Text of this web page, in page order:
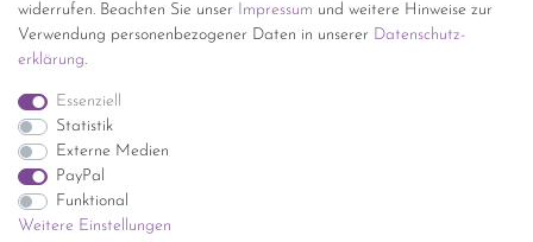
widerrufen. Beachten Sie unser Impressum und weitere Hinweise zur
Verwendung personenbezogener Daten in unserer Daten­schutz­
erklärung.
Essenziell
Statistik
Externe Medien
PayPal
Funktional
Weitere Einstellungen
Sie haben zuviel Porzellan im Schrank? Gerne kaufen wir dieses an.
Einfach unverbindliches Angebot anfordern.
*Endpreis inkl. MwSt. (Dieser Artikel unterliegt gem. § 25a
UStG der Differenzbesteuerung, ein Ausweis der
Mehrwertsteuer auf der Rechnung erfolgt nicht.)
Impressum Daten­schutz­erklärung